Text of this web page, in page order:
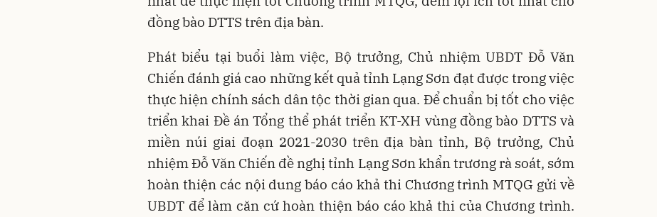
đồng bào DTTS trên địa bàn.
Phát biểu tại buổi làm việc, Bộ trưởng, Chủ nhiệm UBDT Đỗ Văn
Chiến đánh giá cao những kết quả tỉnh Lạng Sơn đạt được trong việc
thực hiện chính sách dân tộc thời gian qua. Để chuẩn bị tốt cho việc
triển khai Đề án Tổng thể phát triển KT-XH vùng đồng bào DTTS và
miền núi giai đoạn 2021-2030 trên địa bàn tỉnh, Bộ trưởng, Chủ
nhiệm Đỗ Văn Chiến đề nghị tỉnh Lạng Sơn khẩn trương rà soát, sớm
hoàn thiện các nội dung báo cáo khả thi Chương trình MTQG gửi về
UBDT để làm căn cứ hoàn thiện báo cáo khả thi của Chương trình.